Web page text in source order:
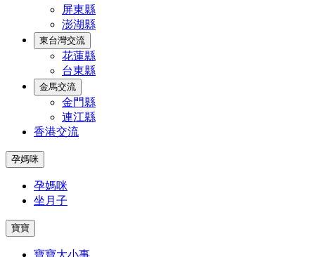
屏東縣
澎湖縣
東台灣交流
花蓮縣
台東縣
金馬交流
金門縣
連江縣
香港交流
孕媽咪
孕媽咪
坐月子
寶寶
寶寶大小事